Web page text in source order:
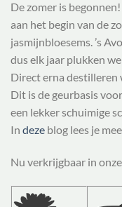
De zomer is
aan het begin van de
jasmijnbloesems. ’s
dus elk jaar plukken
Direct erna destilleren
Dit is de geurbasis
een lekker schuimige
In deze blog lees je
Nu verkrijgbaar in